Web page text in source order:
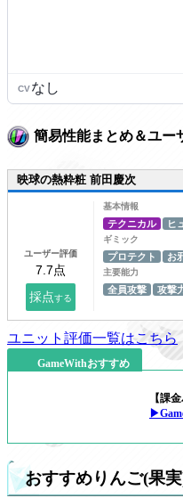
CVなし
簡易性能まとめ＆ユー
映球の熱粋粧 前田慶次
ユーザー評価
基本情報
テクニカル ヒ
ギミック
プロテクト お
主要能力
全員攻撃 攻撃
ユニット評価一覧はこちら
GameWithおすすめ
【課
おすすめりんご(果